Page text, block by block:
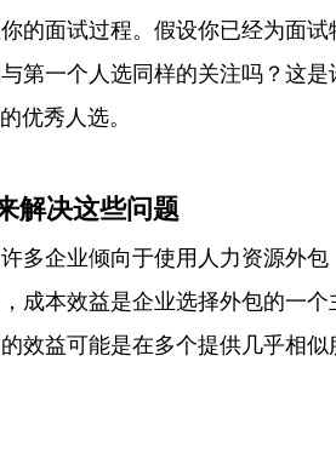
的面试过程。假设你已经为面试
第一个人选同样的关注吗？这
优秀人选。
解决这些问题
多企业倾向于使用人力资源外
成本效益是企业选择外包的一
效益可能是在多个提供几乎相